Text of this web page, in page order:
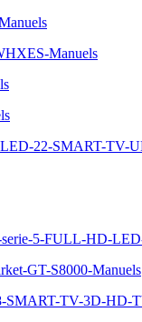
Manuels
22-SMART-TV-
5-FULL-HD-
GT-S8000-Manuels
TV-3D-HD-